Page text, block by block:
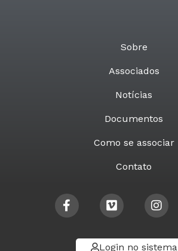
Sobre
Associados
Notícias
Documentos
Como se associar
Contato
Login no sistema